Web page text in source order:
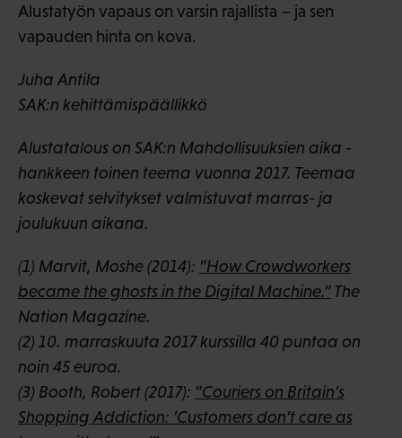
Alustatyön vapaus on varsin rajallista – ja sen
vapauden hinta on kova.
Juha Antila
SAK:n kehittämispäällikkö
Alustatalous on SAK:n Mahdollisuuksien aika -
hankkeen toinen teema vuonna 2017. Teemaa
koskevat selvitykset valmistuvat marras- ja
joulukuun aikana.
(1) Marvit, Moshe (2014): ”How Crowdworkers
became the ghosts in the Digital Machine.”The
Nation Magazine.
(2) 10. marraskuuta 2017 kurssilla 40 puntaa on
noin 45 euroa.
(3) Booth, Robert (2017): ”Couriers on Britain’s
Shopping Addiction: ’Customers don’t care as